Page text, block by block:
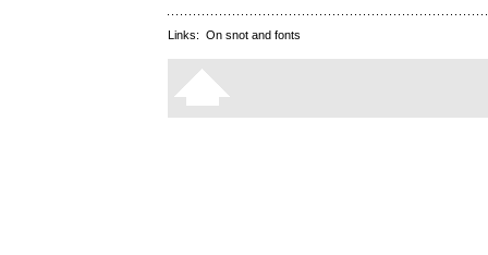
Links: On snot and fonts